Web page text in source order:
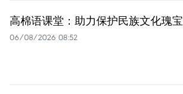
高棉语课堂：助力保护民族文化瑰宝
06/08/2026 08:52